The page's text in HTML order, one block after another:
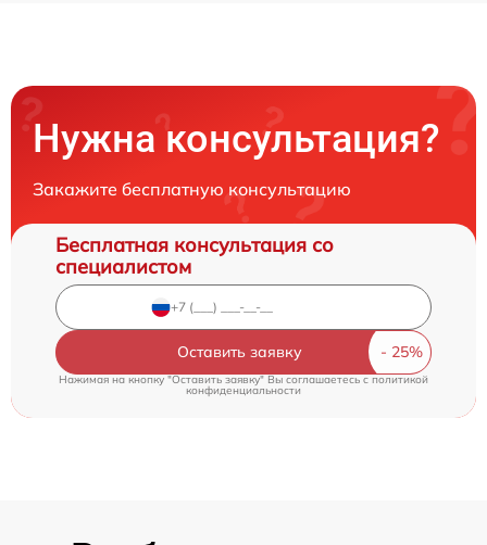
Нужна консультация?
Закажите бесплатную консультацию
Бесплатная консультация со
специалистом
Оставить заявку
Нажимая на кнопку "Оставить заявку" Вы соглашаетесь cполитикой
конфиденциальности